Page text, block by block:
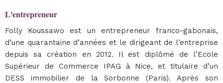
L'entrepreneur
Folly Koussawo est un entrepreneur franco-gabonais,
d’une quarantaine d’années et le dirigeant de l’entreprise
depuis sa création en 2012. Il est diplômé de l’Ecole
Supérieur de Commerce IPAG à Nice, et titulaire d’un
DESS immobilier de la Sorbonne (Paris). Après son